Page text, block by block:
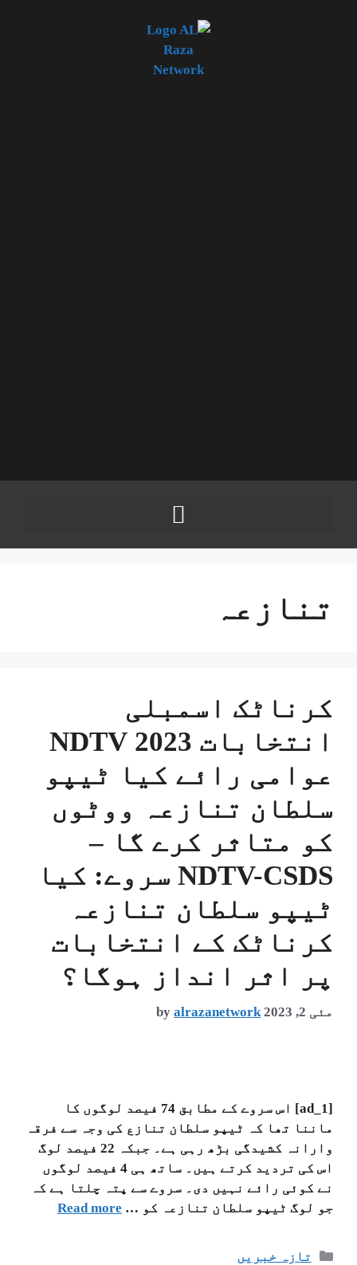
تنازعہ
کرناٹک اسمبلی
انتخابات 2023 NDTV
عوامی رائے کیا ٹیپو
سلطان تنازعہ ووٹوں
کو متاثر کرے گا –
NDTV-CSDS سروے: کیا
ٹیپو سلطان تنازعہ
کرناٹک کے انتخابات
پر اثر انداز ہوگا؟
مئی 2, 2023 by alrazanetwork
[ad_1] اس سروے کے مطابق 74 فیصد لوگوں کا
ماننا تھا کہ ٹیپو سلطان تنازع کی وجہ سے فرقہ
وارانہ کشیدگی بڑھ رہی ہے۔ جبکہ 22 فیصد لوگ
اس کی تردید کرتے ہیں۔ ساتھ ہی 4 فیصد لوگوں
نے کوئی رائے نہیں دی۔ سروے سے پتہ چلتا ہے کہ
جو لوگ ٹیپو سلطان تنازعہ کو … Read more
تازہ خبریں